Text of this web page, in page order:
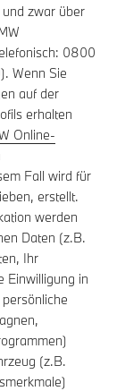
zwar über
0800
Wenn Sie
auf der
erhalten
Online-
Fall wird für
erstellt.
werden
Daten (z.B.
Ihr
Einwilligung in
(z.B.